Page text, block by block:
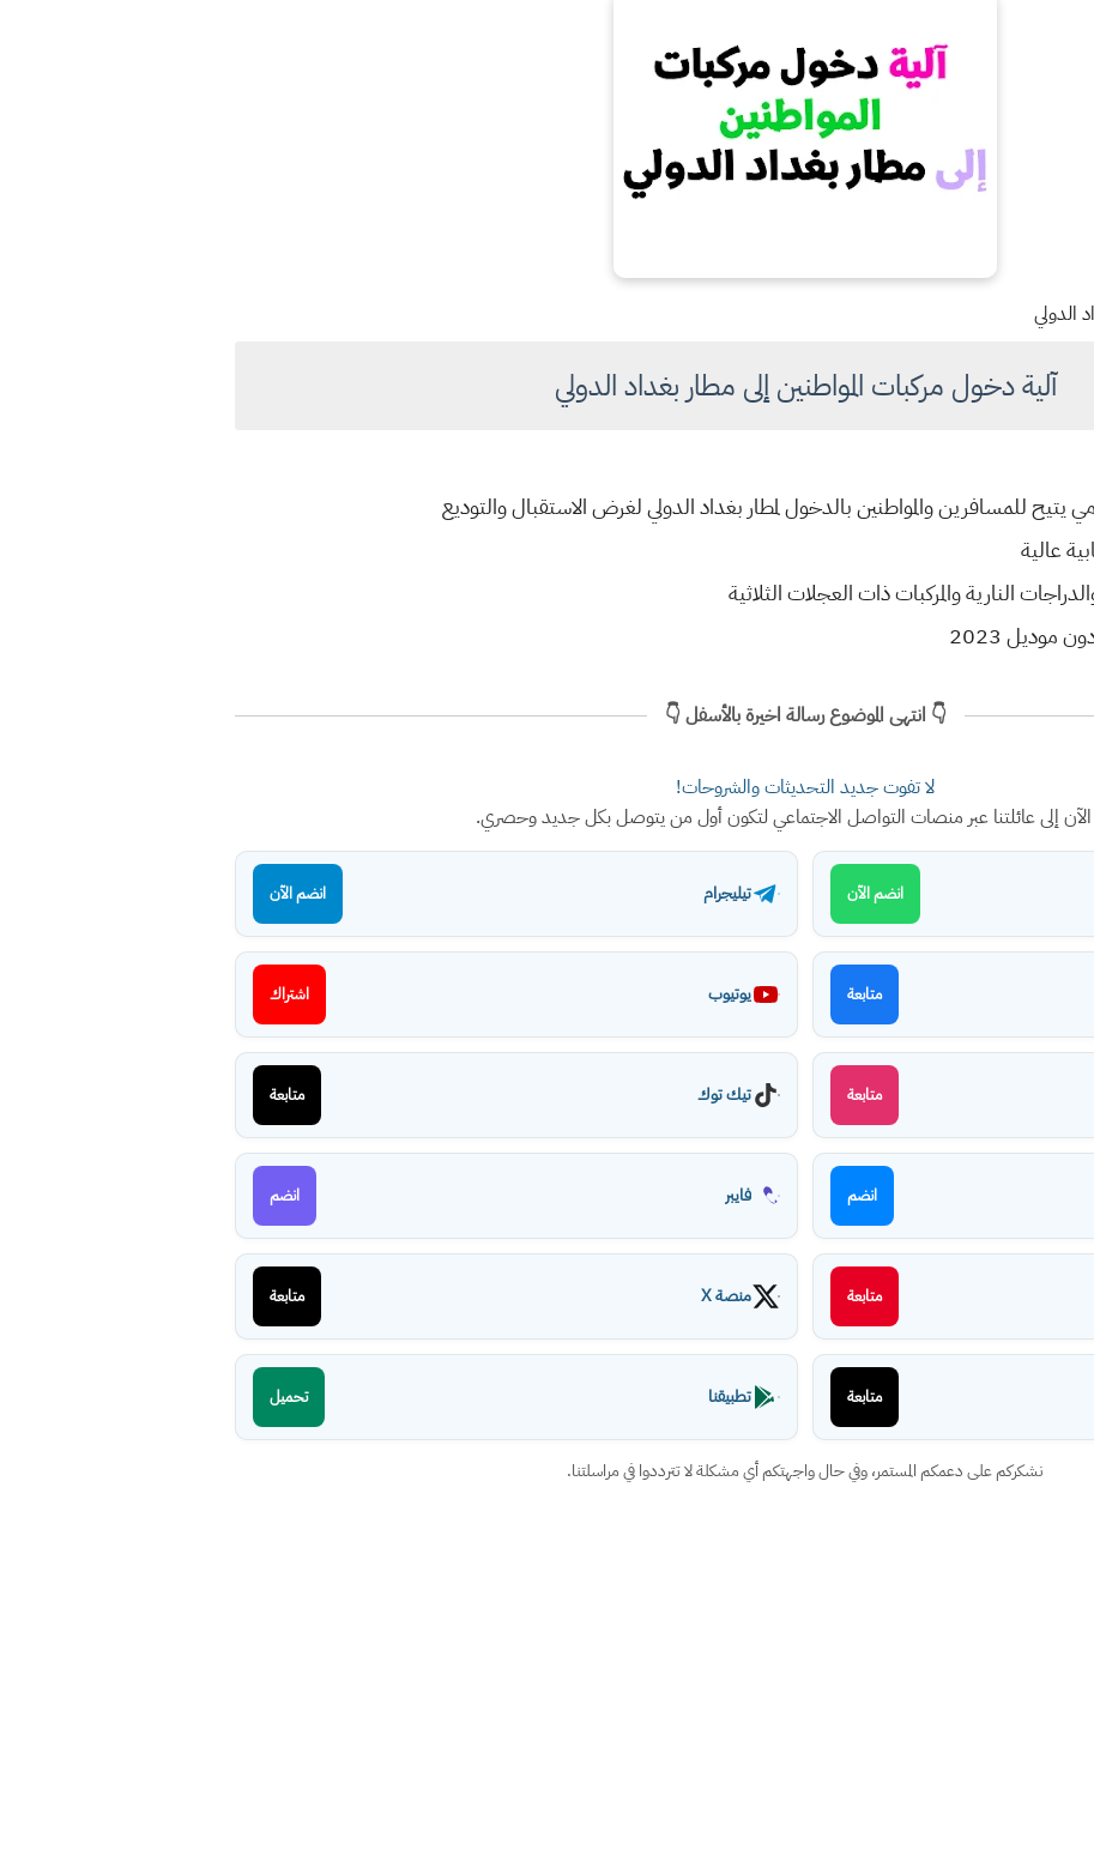
الدولي
آلية دخول مركبات المواطنين إلى مطار بغداد الدولي
للمسافرين والمواطنين بالدخول لمطار بغداد الدولي لغرض الاستقبال والتوديع
عالية
النارية والمركبات ذات العجلات الثلاثية
2023
👇 انتهى الموضوع رسالة اخيرة بالأسفل 👇
لا تفوت جديد التحديثات والشروحات!
إلى عائلتنا عبر منصات التواصل الاجتماعي لتكون أول من يتوصل بكل جديد وحصري.
انضم الآن تيليجرام انضم الآن
متابعة يوتيوب اشتراك
متابعة تيك توك متابعة
انضم فايبر انضم
متابعة منصة X متابعة
متابعة تطبيقنا تحميل
نشكركم على دعمكم المستمر، وفي حال واجهتكم أي مشكلة لا تترددوا في مراسلتنا.